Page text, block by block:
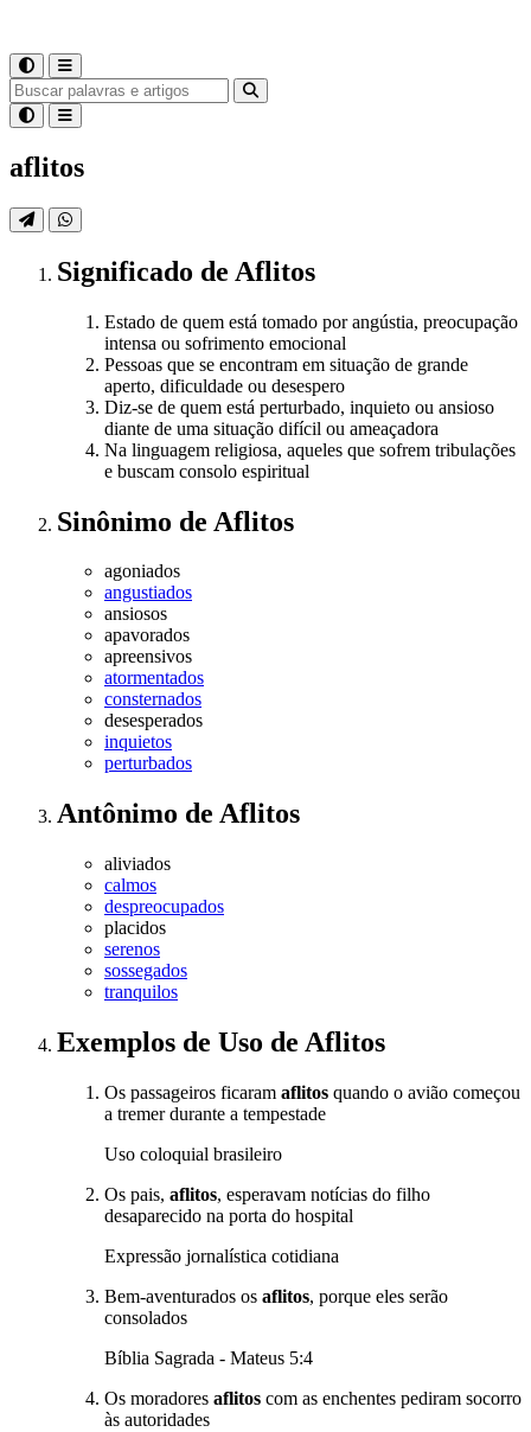
aflitos
Significado de Aflitos
Estado de quem está tomado por angústia, preocupação
intensa ou sofrimento emocional
Pessoas que se encontram em situação de grande
aperto, dificuldade ou desespero
Diz-se de quem está perturbado, inquieto ou ansioso
diante de uma situação difícil ou ameaçadora
Na linguagem religiosa, aqueles que sofrem tribulações
e buscam consolo espiritual
Sinônimo de Aflitos
agoniados
angustiados
ansiosos
apavorados
apreensivos
atormentados
consternados
desesperados
inquietos
perturbados
Antônimo de Aflitos
aliviados
calmos
despreocupados
placidos
serenos
sossegados
tranquilos
Exemplos de Uso de Aflitos
Os passageiros ficaram aflitos quando o avião começou
a tremer durante a tempestade
Uso coloquial brasileiro
Os pais, aflitos, esperavam notícias do filho
desaparecido na porta do hospital
Expressão jornalística cotidiana
Bem-aventurados os aflitos, porque eles serão
consolados
Bíblia Sagrada - Mateus 5:4
Os moradores aflitos com as enchentes pediram socorro
às autoridades